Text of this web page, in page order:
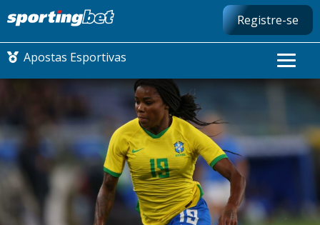
Registre-se
Apostas Esportivas
CONMEBOL LIBERTADORES
FUTEBOL NACIONAL
FUTEBOL INTERNACIONAL